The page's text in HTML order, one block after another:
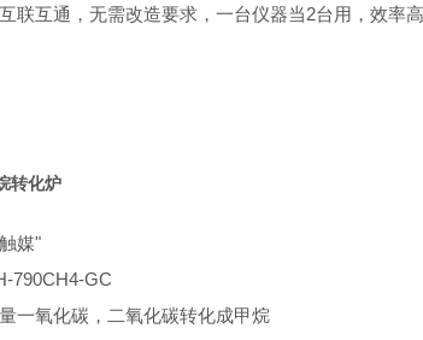
联互通，无需改造要求，一台仪器当2台用，效率
转化炉
媒"
790CH4-GC
一氧化碳，二氧化碳转化成甲烷